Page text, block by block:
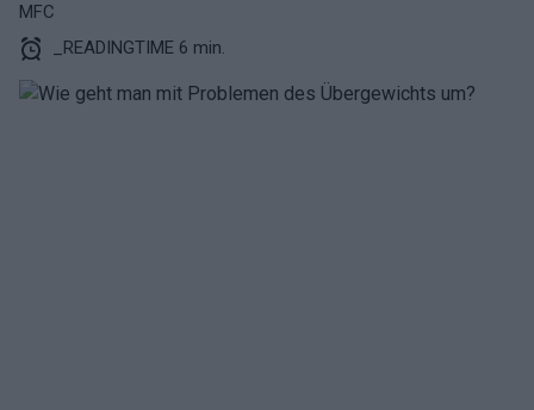
MFC
_READINGTIME 6 min.